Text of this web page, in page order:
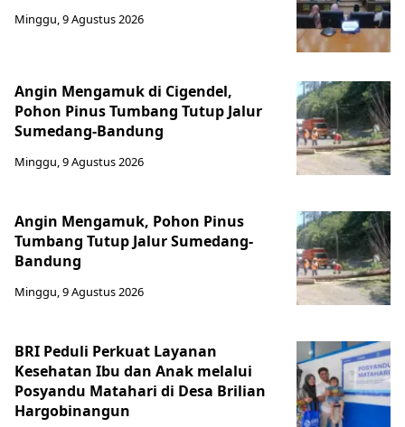
Minggu, 9 Agustus 2026
Angin Mengamuk di Cigendel,
Pohon Pinus Tumbang Tutup Jalur
Sumedang-Bandung
Minggu, 9 Agustus 2026
Angin Mengamuk, Pohon Pinus
Tumbang Tutup Jalur Sumedang-
Bandung
Minggu, 9 Agustus 2026
BRI Peduli Perkuat Layanan
Kesehatan Ibu dan Anak melalui
Posyandu Matahari di Desa Brilian
Hargobinangun